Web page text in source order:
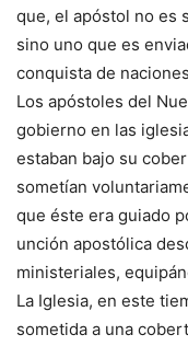
que, el apóstol no es
sino uno que es
conquista de
Los apóstoles del
gobierno en las
estaban bajo su
sometían
que éste era guiado
unción apostólica
ministeriales,
La Iglesia, en este
sometida a una